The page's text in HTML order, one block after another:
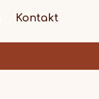
Kontakt